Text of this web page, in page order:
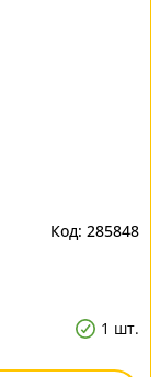
285848
1 шт.